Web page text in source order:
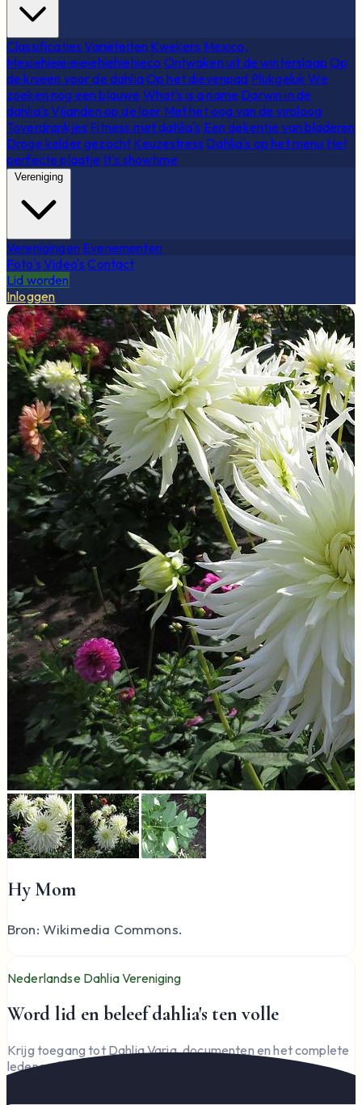
Classificaties Variëteiten Kwekers Mexico,
Mexiehieieieieiehiehiehieco Ontwaken uit de winterslaap Op
de knieën voor de dahliaOp het dievenpad Plukgeluk We
zoeken nog een blauwe What's is a name Darwin in de
dahlia's Vijanden op de loer Met het oog van de viroloog
Toverdrankjes Fitness met dahlia's Een dekentje van bladeren
Droge kelder gezocht Keuzestress Dahlia's op het menu Het
perfecte plaatje It's showtime
Vereniging
Verenigingen Evenementen
Foto's Video's Contact
Lid worden
Inloggen
Hy Mom
Bron: Wikimedia Commons.
Nederlandse Dahlia Vereniging
Word lid en beleef dahlia's ten volle
Krijg toegang tot Dahlia Varia, documenten en het complete
ledengedeelte — en steun de vereniging.